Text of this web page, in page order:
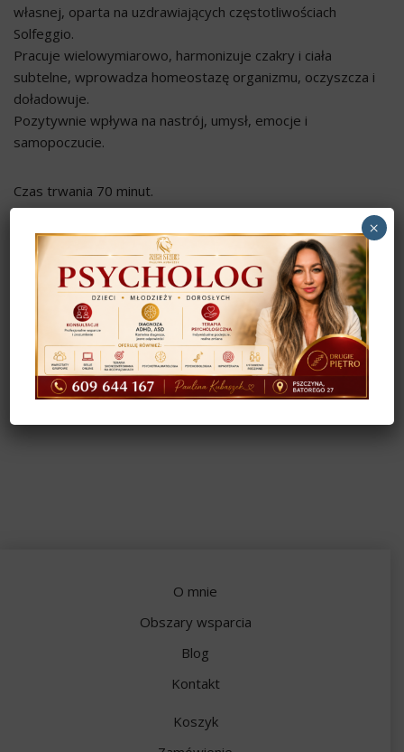
własnej, oparta na uzdrawiających częstotliwościach
Solfeggio.
Pracuje wielowymiarowo, harmonizuje czakry i ciała
subtelne, wprowadza homeostazę organizmu, oczyszcza i
doładowuje.
Pozytywnie wpływa na nastrój, umysł, emocje i
samopoczucie.
Czas trwania 70 minut.
Kupujesz plik mp3 z nagraniem prowadzonej medytacji.
Do pobrania w zakładceMoje konto.
Dodaj do koszyka
O mnie
Obszary wsparcia
Blog
Kontakt
Koszyk
×